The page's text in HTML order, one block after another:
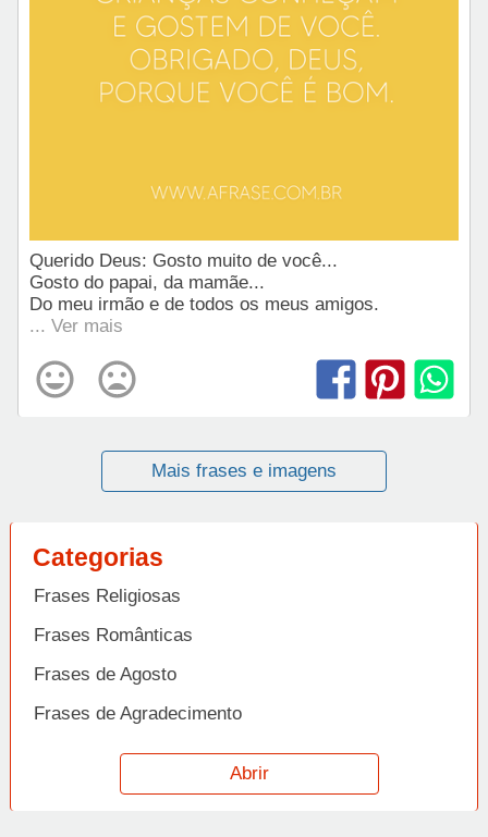
Querido Deus: Gosto muito de você...
Gosto do papai, da mamãe...
Do meu irmão e de todos os meus amigos.
... Ver mais
Mais frases e imagens
Categorias
Frases Religiosas
Frases Românticas
Frases de Agosto
Frases de Agradecimento
Frases de Amizade
Frases de Amor
Abrir